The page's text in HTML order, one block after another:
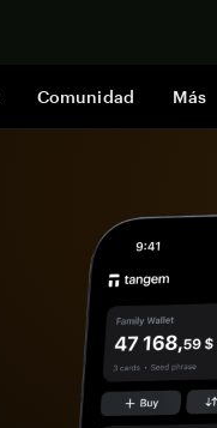
Comunidad Más